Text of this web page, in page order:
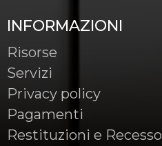
INFORMAZIONI
Risorse
Servizi
Privacy policy
Pagamenti
Restituzioni e Recesso